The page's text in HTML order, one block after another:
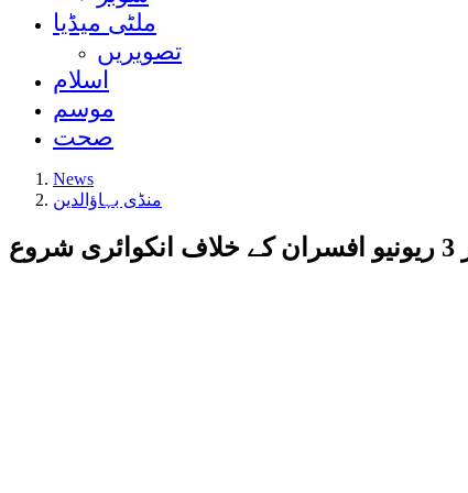
ملٹی میڈیا
تصویریں
اسلام
موسم
صحت
News
منڈی بہاؤالدین